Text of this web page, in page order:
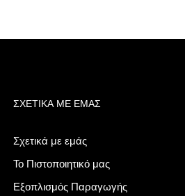
ΣΧΕΤΙΚΆ ΜΕ ΕΜΆΣ
Σχετικά με εμάς
Το Πιστοποιητικό μας
Εξοπλισμός Παραγωγής